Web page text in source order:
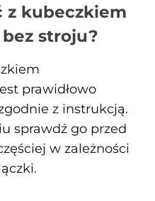
z kubeczkiem
stroju?
prawidłowo
z instrukcją.
sprawdź go przed
w zależności